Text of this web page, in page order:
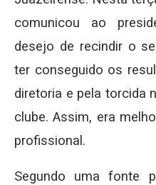
comunicou ao
desejo de recindir o
ter conseguido os
diretoria e pela torcida
clube. Assim, era
profissional.
Segundo uma fonte